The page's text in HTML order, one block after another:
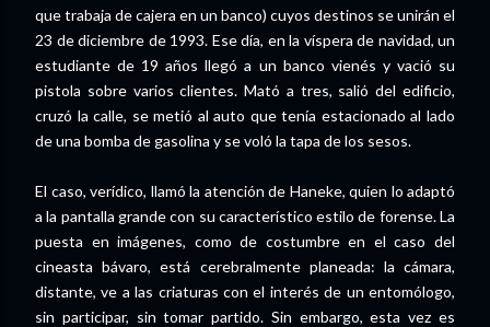
que trabaja de cajera en un banco) cuyos destinos se unirán el
23 de diciembre de 1993. Ese día, en la víspera de navidad, un
estudiante de 19 años llegó a un banco vienés y vació su
pistola sobre varios clientes. Mató a tres, salió del edificio,
cruzó la calle, se metió al auto que tenía estacionado al lado
de una bomba de gasolina y se voló la tapa de los sesos.
El caso, verídico, llamó la atención de Haneke, quien lo adaptó
a la pantalla grande con su característico estilo de forense. La
puesta en imágenes, como de costumbre en el caso del
cineasta bávaro, está cerebralmente planeada: la cámara,
distante, ve a las criaturas con el interés de un entomólogo,
sin participar, sin tomar partido. Sin embargo, esta vez es